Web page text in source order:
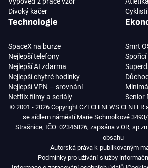
Divoký kačer
Technologie
SpaceX na burze
Nejlepší telefony
Nejlepší AI zdarma
Nejlepší chytré hodinky
Nejlepší VPN – srovnání
Netflix filmy a seriály
Smrt
Senior
© 2001 - 2026 Copyright CZECH NEWS
se sídlem náměstí Marie Schmolkové
Strašnice, IČO: 02346826, zapsána v OR,
obsahu
Autorská práva k publikovaným
Podmínky pro užívání služby